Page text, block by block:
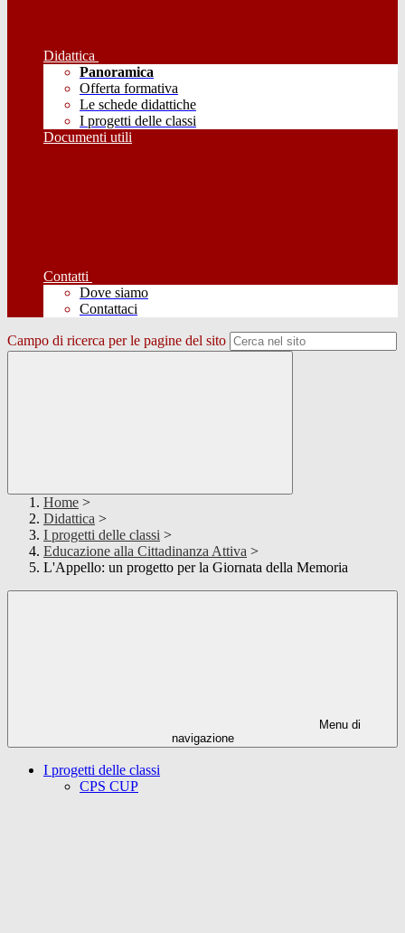
Didattica
Panoramica
Offerta formativa
Le schede didattiche
I progetti delle classi
Documenti utili
Contatti
Dove siamo
Contattaci
Campo di ricerca per le pagine del sito
Home >
Didattica >
I progetti delle classi >
Educazione alla Cittadinanza Attiva >
L'Appello: un progetto per la Giornata della Memoria
Menu di
navigazione
I progetti delle classi
CPS CUP